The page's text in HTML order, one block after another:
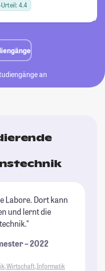
4.4
an
Labore. Dort kann
und lernt die
– 2022
Wirtschaft, Informatik